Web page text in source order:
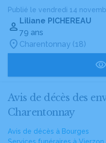
Publié le vendredi 14
Liliane PICHEREAU
79 ans
Charentonnay (18)
Avis de décès des
Charentonnay
Avis de décès à Bourges